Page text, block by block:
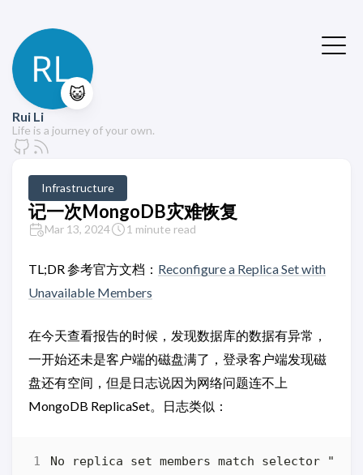
😺
Rui Li
Life is a journey of your own.
Infrastructure
记一次MongoDB灾难恢复
Mar 13, 2024 1 minute read
TL;DR 参考官方文档： Reconfigure a Replica Set with
Unavailable Members
在今天查看报告的时候，发现数据库的数据有异常，
一开始还未是客户端的磁盘满了，登录客户端发现磁
盘还有空间，但是日志说因为网络问题连不上
MongoDB ReplicaSet。日志类似：